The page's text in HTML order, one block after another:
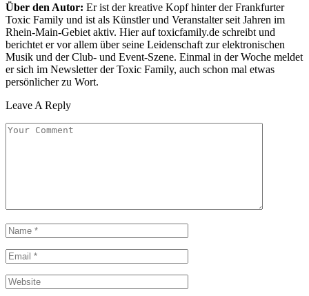
Über den Autor: Er ist der kreative Kopf hinter der Frankfurter
Toxic Family und ist als Künstler und Veranstalter seit Jahren im
Rhein-Main-Gebiet aktiv. Hier auf toxicfamily.de schreibt und
berichtet er vor allem über seine Leidenschaft zur elektronischen
Musik und der Club- und Event-Szene. Einmal in der Woche meldet
er sich im Newsletter der Toxic Family, auch schon mal etwas
persönlicher zu Wort.
Leave A Reply